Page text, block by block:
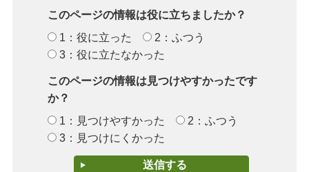
このページの情報は役に立ちましたか？
1：役に立った
2：ふつう
3：役に立たなかった
このページの情報は見つけやすかったです
か？
1：見つけやすかった
2：ふつう
3：見つけにくかった